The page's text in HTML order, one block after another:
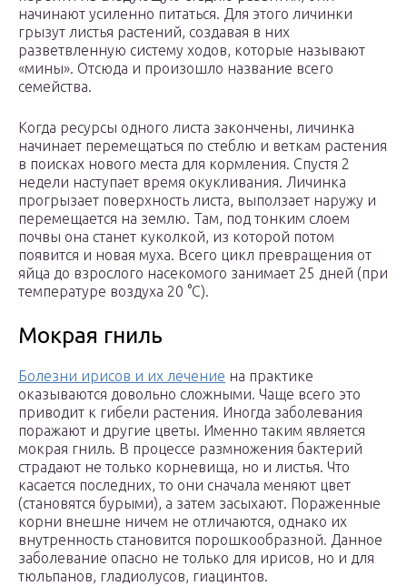
начинают усиленно питаться. Для этого личинки
грызут листья растений, создавая в них
разветвленную систему ходов, которые называют
«мины». Отсюда и произошло название всего
семейства.
Когда ресурсы одного листа закончены, личинка
начинает перемещаться по стеблю и веткам растения
в поисках нового места для кормления. Спустя 2
недели наступает время окукливания. Личинка
прогрызает поверхность листа, выползает наружу и
перемещается на землю. Там, под тонким слоем
почвы она станет куколкой, из которой потом
появится и новая муха. Всего цикл превращения от
яйца до взрослого насекомого занимает 25 дней (при
температуре воздуха 20 °C).
Мокрая гниль
Болезни ирисов и их лечение на практике
оказываются довольно сложными. Чаще всего это
приводит к гибели растения. Иногда заболевания
поражают и другие цветы. Именно таким является
мокрая гниль. В процессе размножения бактерий
страдают не только корневища, но и листья. Что
касается последних, то они сначала меняют цвет
(становятся бурыми), а затем засыхают. Пораженные
корни внешне ничем не отличаются, однако их
внутренность становится порошкообразной. Данное
заболевание опасно не только для ирисов, но и для
тюльпанов, гладиолусов, гиацинтов.